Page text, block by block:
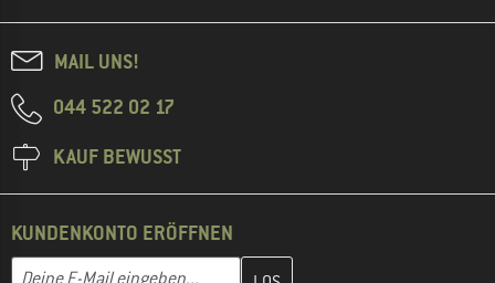
MAIL UNS!
044 522 02 17
KAUF BEWUSST
KUNDENKONTO ERÖFFNEN
E-Mail-Adresse
Gib hier deine E-Mail-Adresse ein und erstelle im nächsten